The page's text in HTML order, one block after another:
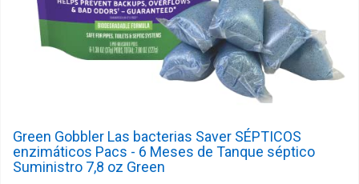
Green Gobbler Las bacterias Saver SÉPTICOS
enzimáticos Pacs - 6 Meses de Tanque séptico
Suministro 7,8 oz Green